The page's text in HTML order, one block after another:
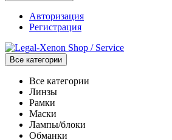
Авторизация
Регистрация
Все категории
Все категории
Линзы
Рамки
Маски
Лампы/блоки
Обманки